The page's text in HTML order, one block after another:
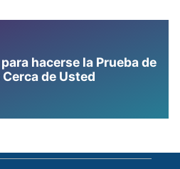
hacerse la Prueba de
de Usted